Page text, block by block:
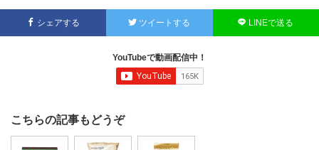
シェアする ツイートする LINEで送る
YouTubeで動画配信中！
こちらの記事もどうぞ